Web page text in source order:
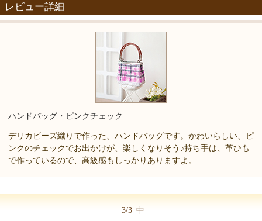
レビュー詳細
ハンドバッグ・ピンクチェック
デリカビーズ織りで作った、ハンドバッグです。かわいらしい、ピ
ンクのチェックでお出かけが、楽しくなりそう♪持ち手は、革ひも
で作っているので、高級感もしっかりありますよ。
3/3 中